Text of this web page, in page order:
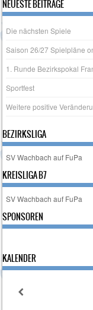
NEUESTE BEITRÄGE
Die nächsten Spiele
Saison 26/27 Spielpläne
1. Runde Bezirkspokal
Sportfest
Weitere positive
BEZIRKSLIGA
SV Wachbach auf FuPa
KREISLIGA B7
SV Wachbach auf FuPa
SPONSOREN
KALENDER